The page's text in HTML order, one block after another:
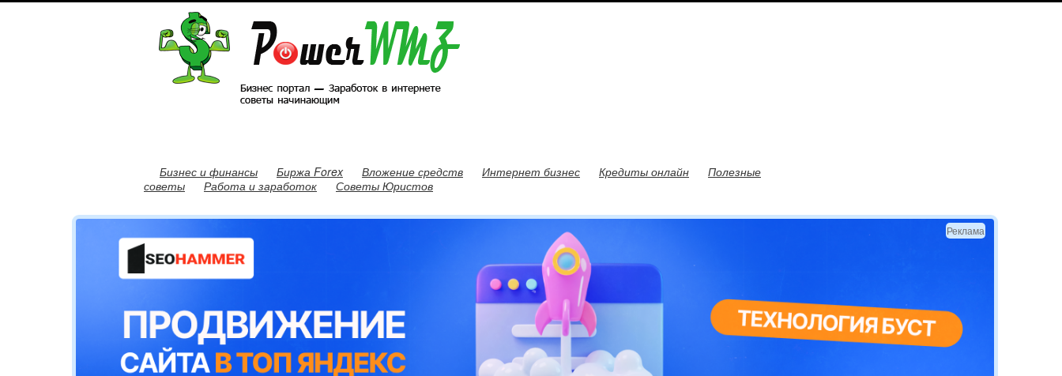
Бизнес и финансы Биржа Forex Вложение средств Интернет бизнес Кредиты онлайн
Полезные
советы
Работа и заработок Советы Юристов
Реклама